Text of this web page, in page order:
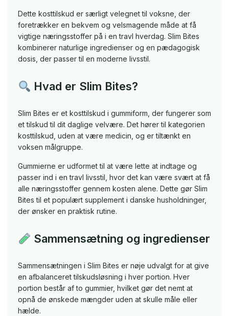
Dette kosttilskud er særligt velegnet til voksne, der
foretrækker en bekvem og velsmagende måde at få
vigtige næringsstoffer på i en travl hverdag. Slim Bites
kombinerer naturlige ingredienser og en pædagogisk
dosis, der passer til en moderne livsstil.
Hvad er Slim Bites?
Slim Bites er et kosttilskud i gummiform, der fungerer som
et tilskud til dit daglige velvære. Det hører til kategorien
kosttilskud, uden at være medicin, og er tiltænkt en
voksen målgruppe.
Gummierne er udformet til at være lette at indtage og
passer ind i en travl livsstil, hvor det kan være svært at få
alle næringsstoffer gennem kosten alene. Dette gør Slim
Bites til et populært supplement i danske husholdninger,
der ønsker en praktisk rutine.
Sammensætning og ingredienser
Sammensætningen i Slim Bites er nøje udvalgt for at give
en afbalanceret tilskudsløsning i hver portion. Hver
portion består af to gummier, hvilket gør det nemt at
opnå de ønskede mængder uden at skulle måle eller
hælde.